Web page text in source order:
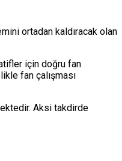
ortadan kaldıracak olan
için doğru fan
fan çalışması
Aksi takdirde